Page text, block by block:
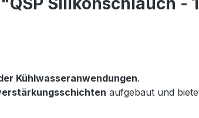
Kühlwasseranwendungen.
aufgebaut und